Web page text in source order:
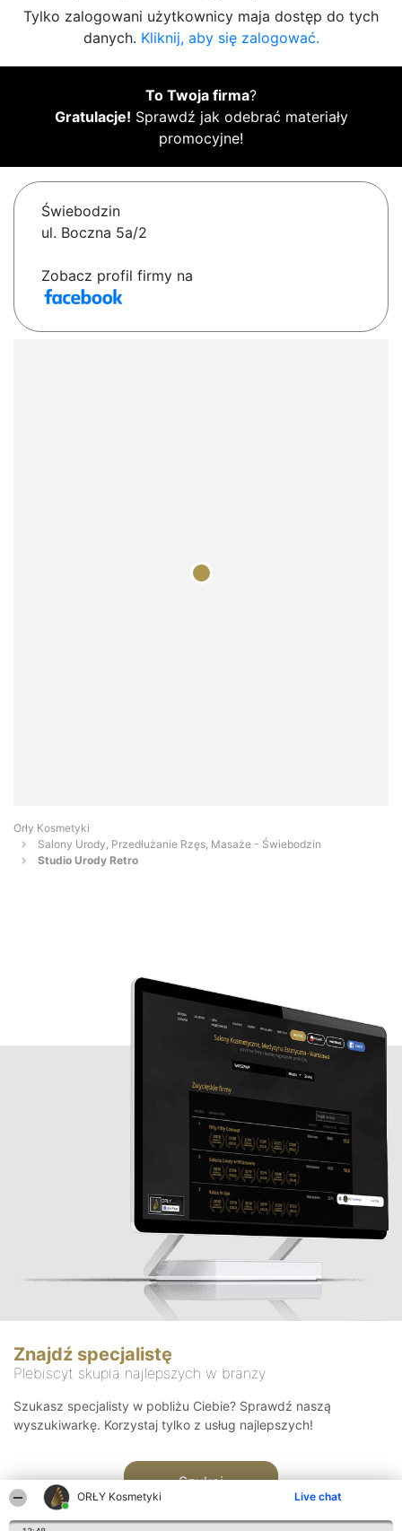
ORŁY Kosmetyki Live chat
Tylko zalogowani użytkownicy maja dostęp do tych
danych. Kliknij, aby się zalogować.
To Twoja firma?
Gratulacje! Sprawdź jak odebrać materiały
promocyjne!
Świebodzin
ul. Boczna 5a/2
Zobacz profil firmy na
Orły Kosmetyki
Salony Urody, Przedłużanie Rzęs, Masaże - Świebodzin
Studio Urody Retro
Znajdź specjalistę
Plebiscyt skupia najlepszych w branży
Szukasz specjalisty w pobliżu Ciebie? Sprawdź naszą
wyszukiwarkę. Korzystaj tylko z usług najlepszych!
Szukaj